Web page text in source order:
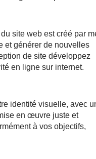
site web est créé par
et générer de nouvelles
de site développez
en ligne sur internet.
identité visuelle, avec
en œuvre juste et
à vos objectifs,